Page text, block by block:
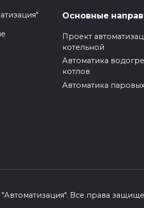
товары
Основные
Проект
котельной
Автоматика
котлов
Автоматика
Все права